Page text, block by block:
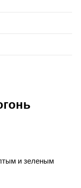
и зеленым